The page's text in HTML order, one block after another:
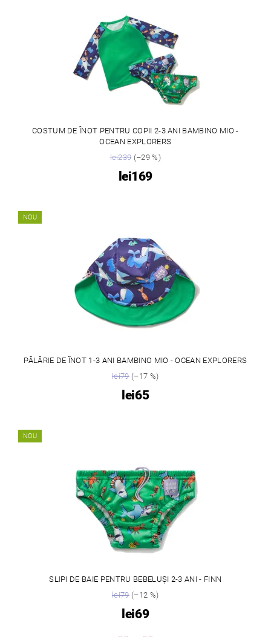
COSTUM DE ÎNOT PENTRU COPII 2-3 ANI BAMBINO MIO -
OCEAN EXPLORERS
lei239(–29 %)
lei169
NOU
PĂLĂRIE DE ÎNOT 1-3 ANI BAMBINO MIO - OCEAN EXPLORERS
lei79(–17 %)
lei65
NOU
SLIPI DE BAIE PENTRU BEBELUȘI 2-3 ANI - FINN
lei79(–12 %)
lei69